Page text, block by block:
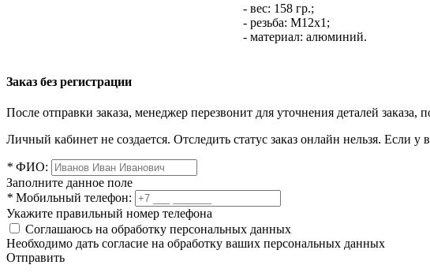
- вес: 158 гр.;
- резьба: M12x1;
- материал: алюминий.
Заказ без регистрации
После отправки заказа, менеджер перезвонит для уточнения деталей
Личный кабинет не создается. Отследить статус заказ онлайн нельзя. Если у
* ФИО:
Заполните данное поле
* Мобильный телефон:
Укажите правильный номер телефона
Соглашаюсь на обработку персональных данных
Необходимо дать согласие на обработку ваших персональных данных
Отправить